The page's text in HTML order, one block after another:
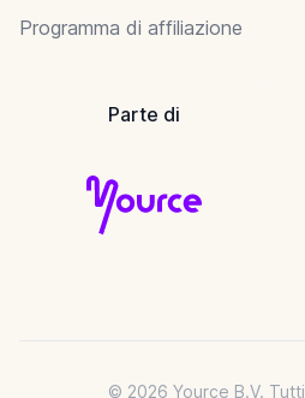
Programma di affiliazione
Parte di
© 2026 Yource B.V.